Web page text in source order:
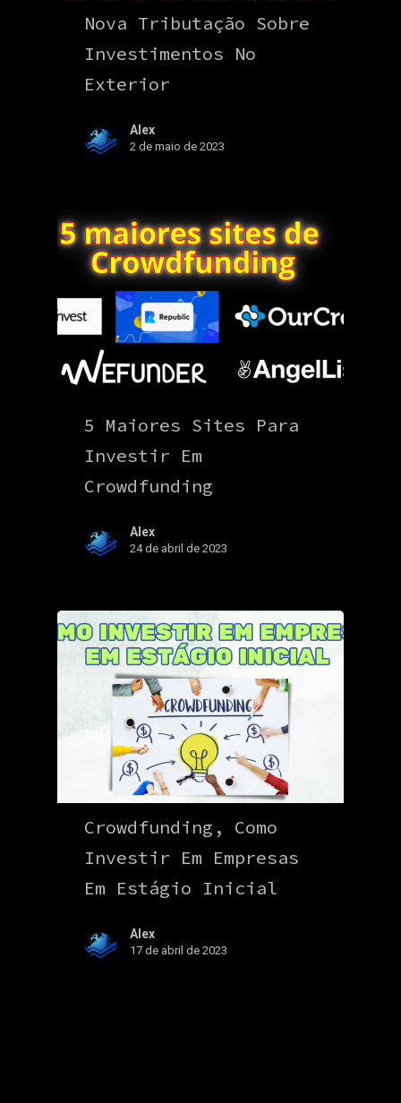
Nova Tributação Sobre
Investimentos No
Exterior
Alex
2 de maio de 2023
5 Maiores Sites Para
Investir Em
Crowdfunding
Alex
24 de abril de 2023
Crowdfunding, Como
Investir Em Empresas
Em Estágio Inicial
Alex
17 de abril de 2023